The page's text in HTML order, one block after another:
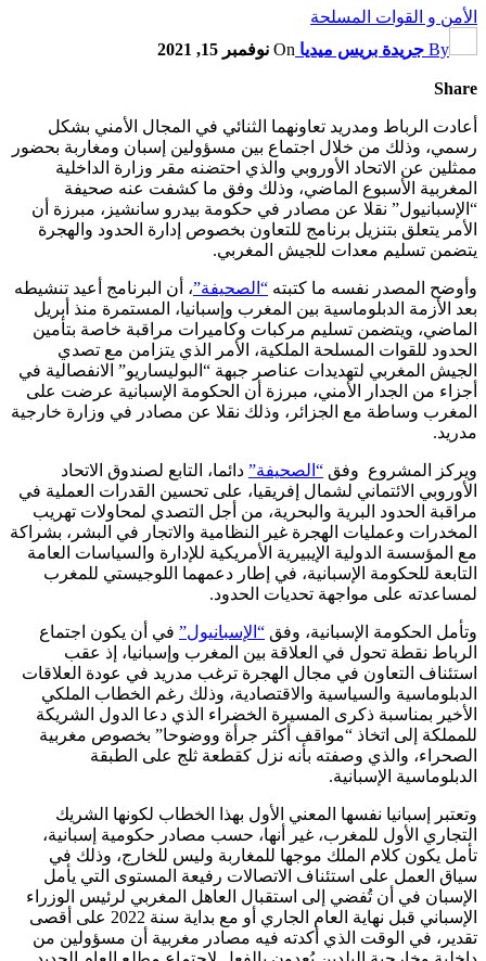
الأمن و القوات المسلحة
By جريدة بريس ميديا On نوفمبر 15, 2021
Share
أعادت الرباط ومدريد تعاونهما الثنائي في المجال الأمني بشكل
رسمي، وذلك من خلال اجتماع بين مسؤولين إسبان ومغاربة بحضور
ممثلين عن الاتحاد الأوروبي والذي احتضنه مقر وزارة الداخلية
المغربية الأسبوع الماضي، وذلك وفق ما كشفت عنه صحيفة
“الإسبانيول” نقلا عن مصادر في حكومة بيدرو سانشيز، مبرزة أن
الأمر يتعلق بتنزيل برنامج للتعاون بخصوص إدارة الحدود والهجرة
يتضمن تسليم معدات للجيش المغربي.
وأوضح المصدر نفسه ما كتبته “الصحيفة”، أن البرنامج أعيد تنشيطه
بعد الأزمة الدبلوماسية بين المغرب وإسبانيا، المستمرة منذ أبريل
الماضي، ويتضمن تسليم مركبات وكاميرات مراقبة خاصة بتأمين
الحدود للقوات المسلحة الملكية، الأمر الذي يتزامن مع تصدي
الجيش المغربي لتهديدات عناصر جبهة “البوليساريو” الانفصالية في
أجزاء من الجدار الأمني، مبرزة أن الحكومة الإسبانية عرضت على
المغرب وساطة مع الجزائر، وذلك نقلا عن مصادر في وزارة خارجية
مدريد.
ويركز المشروع وفق “الصحيفة” دائما، التابع لصندوق الاتحاد
الأوروبي الائتماني لشمال إفريقيا، على تحسين القدرات العملية في
مراقبة الحدود البرية والبحرية، من أجل التصدي لمحاولات تهريب
المخدرات وعمليات الهجرة غير النظامية والاتجار في البشر، بشراكة
مع المؤسسة الدولية الإيبيرية الأمريكية للإدارة والسياسات العامة
التابعة للحكومة الإسبانية، في إطار دعمهما اللوجيستي للمغرب
لمساعدته على مواجهة تحديات الحدود.
وتأمل الحكومة الإسبانية، وفق “الإسبانيول” في أن يكون اجتماع
الرباط نقطة تحول في العلاقة بين المغرب وإسبانيا، إذ عقب
استئناف التعاون في مجال الهجرة ترغب مدريد في عودة العلاقات
الدبلوماسية والسياسية والاقتصادية، وذلك رغم الخطاب الملكي
الأخير بمناسبة ذكرى المسيرة الخضراء الذي دعا الدول الشريكة
للمملكة إلى اتخاذ “مواقف أكثر جرأة ووضوحا” بخصوص مغربية
الصحراء، والذي وصفته بأنه نزل كقطعة ثلج على الطبقة
الدبلوماسية الإسبانية.
وتعتبر إسبانيا نفسها المعني الأول بهذا الخطاب لكونها الشريك
التجاري الأول للمغرب، غير أنها، حسب مصادر حكومية إسبانية،
تأمل يكون كلام الملك موجها للمغاربة وليس للخارج، وذلك في
سياق العمل على استئناف الاتصالات رفيعة المستوى التي يأمل
الإسبان في أن تُفضي إلى استقبال العاهل المغربي لرئيس الوزراء
الإسباني قبل نهاية العام الجاري أو مع بداية سنة 2022 على أقصى
تقدير، في الوقت الذي أكدته فيه مصادر مغربية أن مسؤولين من